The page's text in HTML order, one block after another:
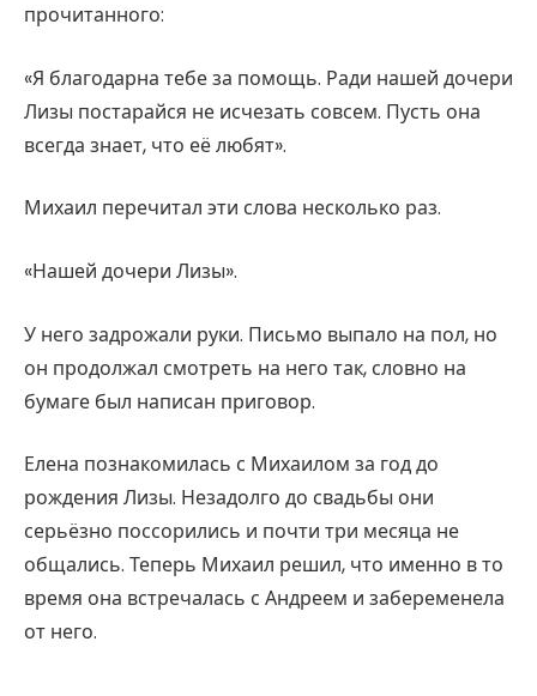
прочитанного:
«Я благодарна тебе за помощь. Ради нашей дочери
Лизы постарайся не исчезать совсем. Пусть она
всегда знает, что её любят».
Михаил перечитал эти слова несколько раз.
«Нашей дочери Лизы».
У него задрожали руки. Письмо выпало на пол, но
он продолжал смотреть на него так, словно на
бумаге был написан приговор.
Елена познакомилась с Михаилом за год до
рождения Лизы. Незадолго до свадьбы они
серьёзно поссорились и почти три месяца не
общались. Теперь Михаил решил, что именно в то
время она встречалась с Андреем и забеременела
от него.